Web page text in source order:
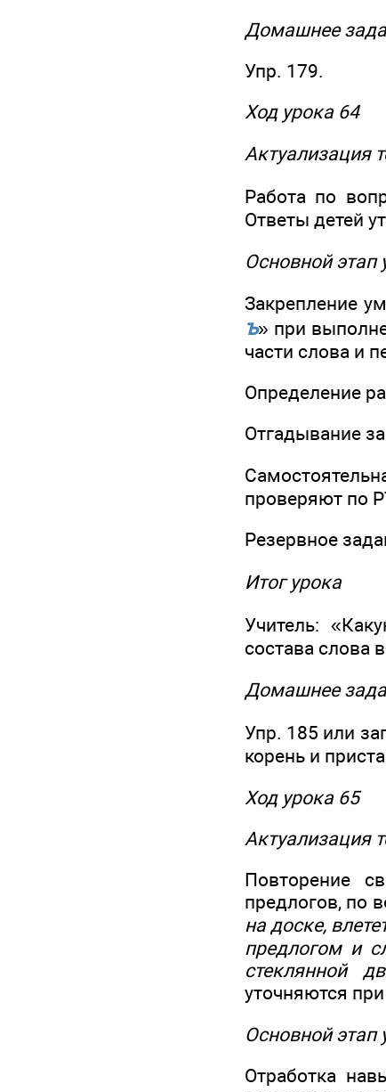
Домашнее
Упр. 179.
Ход урока 64
Актуализация
Работа по
Ответы детей
Основной этап
Закрепление
ъ» при
части слова и
Определение
Отгадывание
проверяют по
Резервное
Итог урока
Учитель:
состава слова
Домашнее
Упр. 185 или
корень и
Ход урока 65
Актуализация
Повторение
предлогов, по
на доске,
предлогом и
стеклянной
уточняются
Основной этап
Отработка